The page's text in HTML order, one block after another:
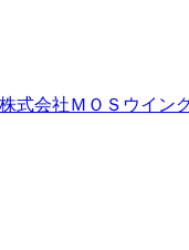
式会社ＭＯＳウイン